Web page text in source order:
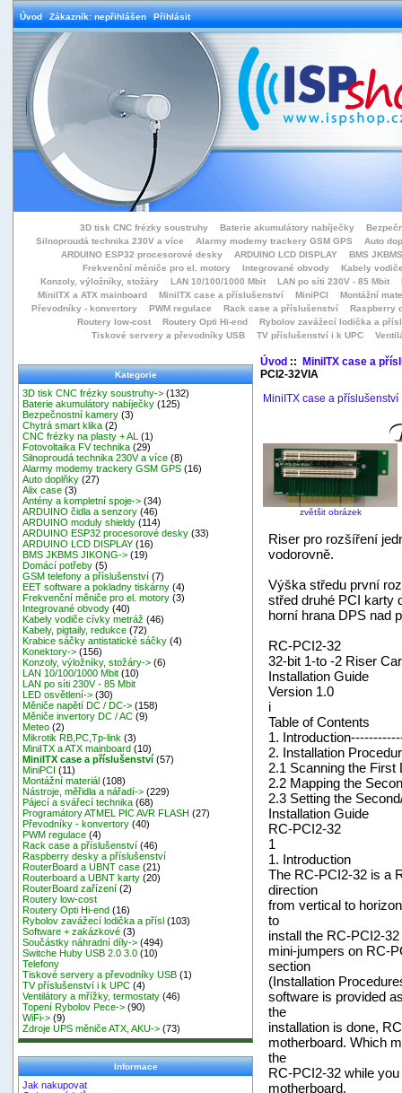
Úvod Zákazník: nepřihlášen Přihlásit
3D tisk CNC frézky soustruhy Baterie akumulátory nabíječky
Silnoproudá technika 230V a více
Alarmy modemy trackery GSM GPS
Auto
ARDUINO ESP32 procesorové desky
ARDUINO LCD DISPLAY
BMS
Frekvenční měniče pro el. motory
Integrované obvody
Kabely
Konzoly, výložníky, stožáry
LAN 10/100/1000 Mbit LAN po síti 230V - 85 Mbit
MiniITX a ATX mainboard
MiniITX case a příslušenství MiniPCI
Montážní
Převodníky - konvertory
PWM regulace Rack case a příslušenství
Raspberry
Routery low-cost
Routery Opti Hi-end
Rybolov zavážecí lodička a přísl
Tiskové servery a převodníky USB
TV příslušenství i k UPC
Kategorie
3D tisk CNC frézky soustruhy-> (132)
Baterie akumulátory nabíječky (125)
Bezpečnostní kamery (3)
Chytrá smart klika (2)
CNC frézky na plasty + AL
(1)
Fotovoltaika FV technika (29)
Silnoproudá technika 230V a více (8)
Alarmy modemy trackery GSM GPS (16)
Auto doplňky (27)
Alix case (3)
Antény a kompletní spoje-> (34)
ARDUINO čidla a senzory (46)
ARDUINO moduly shieldy (114)
ARDUINO ESP32 procesorové desky (33)
ARDUINO LCD DISPLAY (16)
BMS JKBMS JIKONG-> (19)
Domácí potřeby (5)
GSM telefony a příslušenství (7)
EET software a pokladny tiskárny (4)
Frekvenční měniče pro el. motory (3)
Integrované obvody (40)
Kabely vodiče cívky metráž (46)
Kabely, pigtaily, redukce (72)
Krabice sáčky antistatické sáčky (4)
Konektory-> (156)
Konzoly, výložníky, stožáry-> (6)
LAN 10/100/1000 Mbit (10)
LAN po síti 230V - 85 Mbit
LED osvětlení-> (30)
Měniče napětí DC / DC-> (158)
Měniče invertory DC / AC (9)
Meteo (2)
Mikrotik RB,PC,Tp-link (3)
MiniITX a ATX mainboard (10)
MiniITX case a příslušenství (57)
MiniPCI (11)
Montážní materiál (108)
Nástroje, měřidla a nářadí-> (229)
Pájecí a svářecí technika (68)
Programátory ATMEL PIC AVR FLASH (27)
Převodníky - konvertory (40)
PWM regulace (4)
Rack case a příslušenství (46)
Raspberry desky a příslušenství
RouterBoard a UBNT case (21)
Routerboard a UBNT karty (20)
RouterBoard zařízení (2)
Routery low-cost
Routery Opti Hi-end (16)
Rybolov zavážecí lodička a přísl (103)
Software + zakázkové (3)
Součástky náhradní díly-> (494)
Switche Huby USB 2.0 3.0 (10)
Telefony
Tiskové servery a převodníky USB (1)
TV příslušenství i k UPC (4)
Ventilátory a mřížky, termostaty (46)
Topení Rybolov Pece-> (90)
WiFi-> (9)
Zdroje UPS měniče ATX, AKU-> (73)
Informace
Jak nakupovat
Úvod:: MiniITX case a
PCI2-32VIA
MiniITX case a příslušenství
zvětšit obrázek
Riser pro rozšíření
vodorovně.
Výška středu první
střed druhé PCI karty
horní hrana DPS nad
RC-PCI2-32
32-bit 1-to -2 Riser
Installation Guide
Version 1.0
i
Table of Contents
1.
2. Installation
2.1 Scanning the
2.2 Mapping the
2.3 Setting the
Installation Guide
RC-PCI2-32
1
1. Introduction
The RC-PCI2-32 is a
direction
from vertical to
to
install the RC-PCI2-
mini-jumpers on RC-
section
(Installation
software is provided
the
installation is done,
motherboard. Which
the
RC-PCI2-32 while
motherboard.